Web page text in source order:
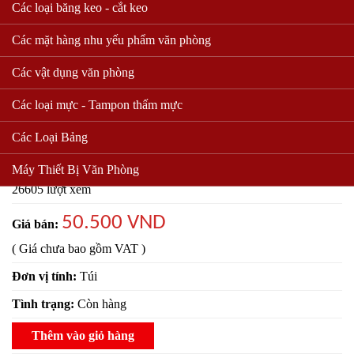
Các loại băng keo - cắt keo
Các mặt hàng nhu yếu phẩm văn phòng
Các vật dụng văn phòng
Các loại mực - Tampon thấm mực
Các Loại Bảng
Máy Thiết Bị Văn Phòng
Nước rữa tay lifebuoy túi 450G
Mã sản phẩm:
26605 lượt xem
Giá bán: 50.500 VND
( Giá chưa bao gồm VAT )
Đơn vị tính: Túi
Tình trạng: Còn hàng
Thêm vào giỏ hàng